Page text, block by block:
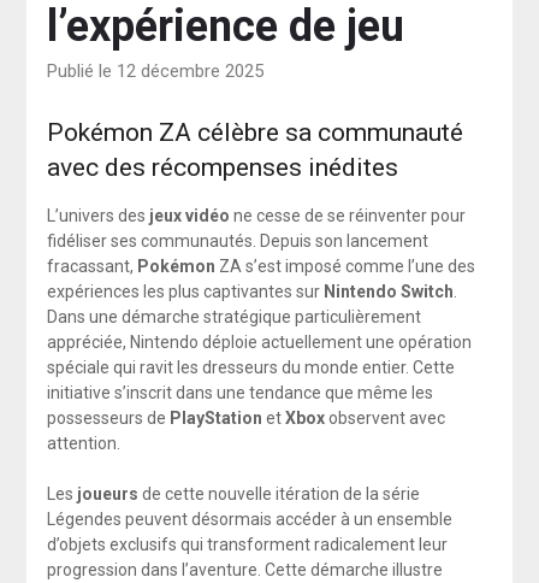
l’expérience de jeu
Publié le 12 décembre 2025
Pokémon ZA célèbre sa communauté
avec des récompenses inédites
L’univers des jeux vidéo ne cesse de se réinventer pour
fidéliser ses communautés. Depuis son lancement
fracassant, Pokémon ZA s’est imposé comme l’une des
expériences les plus captivantes sur Nintendo Switch.
Dans une démarche stratégique particulièrement
appréciée, Nintendo déploie actuellement une opération
spéciale qui ravit les dresseurs du monde entier. Cette
initiative s’inscrit dans une tendance que même les
possesseurs de PlayStation etXboxobservent avec
attention.
Les joueurs de cette nouvelle itération de la série
Légendes peuvent désormais accéder à un ensemble
d’objets exclusifs qui transforment radicalement leur
progression dans l’aventure. Cette démarche illustre